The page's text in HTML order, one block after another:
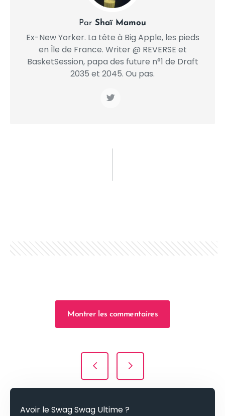
Par Shaï Mamou
Ex-New Yorker. La tête à Big Apple, les pieds
en Île de France. Writer @ REVERSE et
BasketSession, papa des future n°1 de Draft
2035 et 2045. Ou pas.
Montrer les commentaires
Navigation de l’article
Avoir le Swag Swag Ultime ?